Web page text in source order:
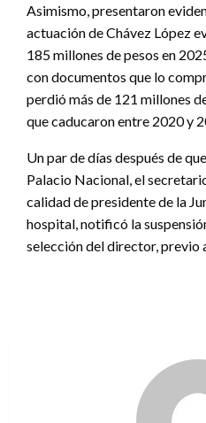
Asimismo, presentaron
actuación de Chávez López
185 millones de pesos en
con documentos que lo
perdió más de 121 millones
que caducaron entre 2020 y
Un par de días después de
Palacio Nacional, el
calidad de presidente de la
hospital, notificó la
selección del director, previo